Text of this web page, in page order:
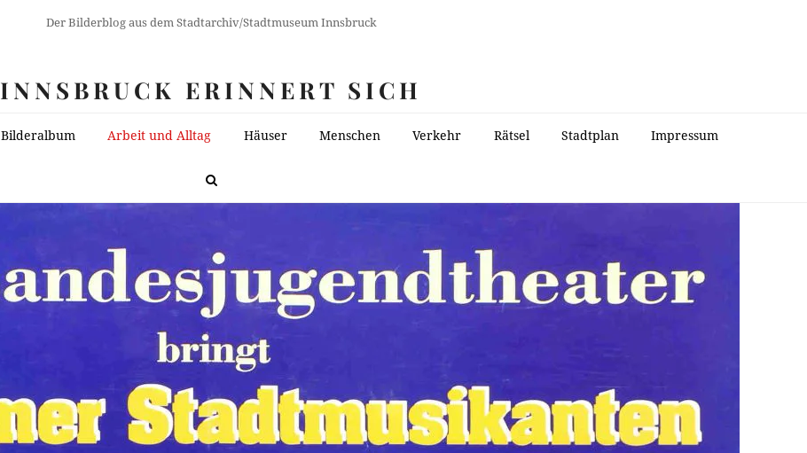
Der Bilderblog aus dem Stadtarchiv/Stadtmuseum Innsbruck
INNSBRUCK ERINNERT SICH
Bilderalbum Arbeit und Alltag Häuser Menschen Verkehr Rätsel Stadtplan Impressum